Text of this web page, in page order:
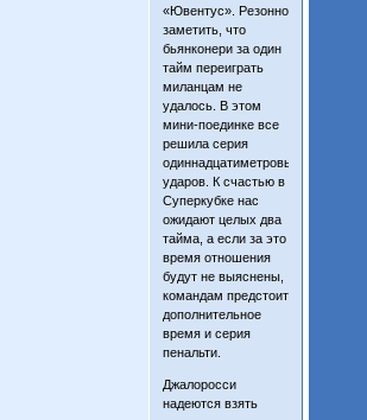
«Ювентус». Резонно
заметить, что
бьянконери за один
тайм переиграть
миланцам не
удалось. В этом
мини-поединке все
решила серия
одиннадцатиметровых
ударов. К счастью в
Суперкубке нас
ожидают целых два
тайма, а если за это
время отношения
будут не выяснены,
командам предстоит
дополнительное
время и серия
пенальти.
Джалоросси
надеются взять